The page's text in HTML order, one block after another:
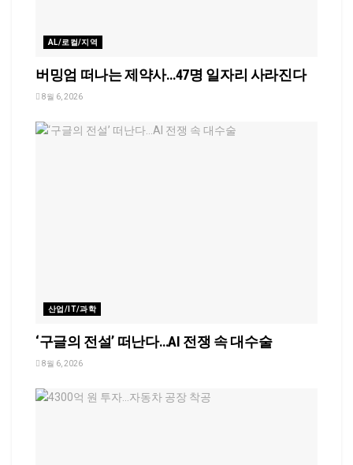
AL/로컬/지역
버밍엄 떠나는 제약사…47명 일자리 사라진다
8월 6, 2026
산업/IT/과학
‘구글의 전설’ 떠난다…AI 전쟁 속 대수술
8월 6, 2026